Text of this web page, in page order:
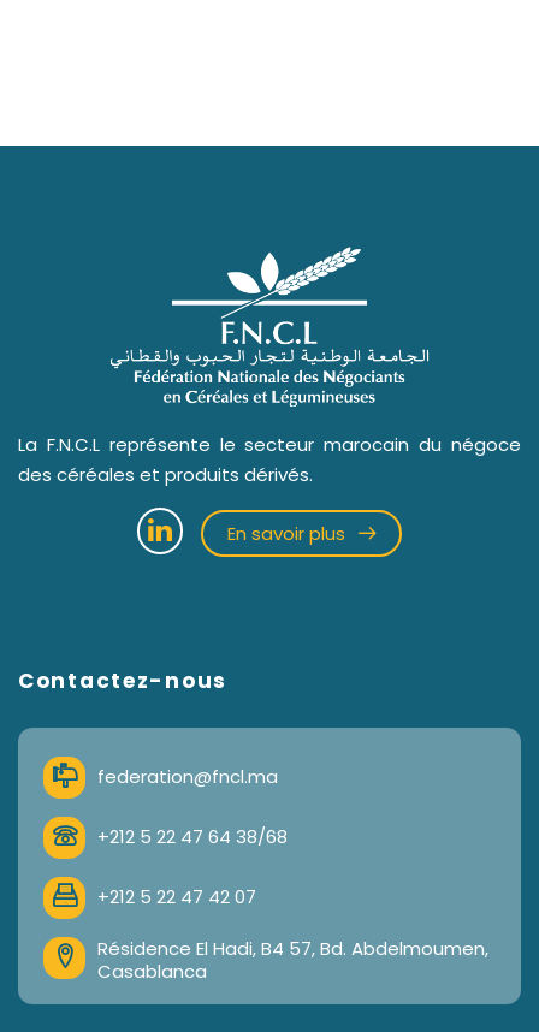
La F.N.C.L représente le secteur marocain du négoce
des céréales et produits dérivés.
En savoir plus
Contactez-nous
federation@fncl.ma
+212 5 22 47 64 38/68
+212 5 22 47 42 07
Résidence El Hadi, B4 57, Bd. Abdelmoumen,
Casablanca